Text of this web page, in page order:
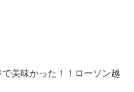
美味かった！！ローソン越